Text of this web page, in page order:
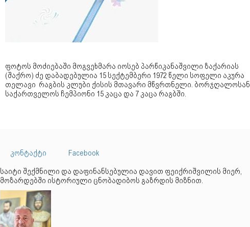
ფოტოს მოძიებაში მოგვეხმარა იოსებ პარწიკანაშვილი ზაქარიას
(შაქრო) ძე დაბადებულია 15 სექტემბერი 1972 წელი სოფელი აკურა
თელავი რაგბის კლუბი ქისის მთავარი მწვრთნელი.
საქართველოს ჩემპიონი 15 კაცა და 7 კაცა რაგბში.
კონტაქტი
Facebook
საიტი შექმნილი და დაფინანსებულია დავით ფეიქრიშვილის მიერ,
მოზარდებში ისტორიული ცნობადიბოს გაზრდის მიზნით.